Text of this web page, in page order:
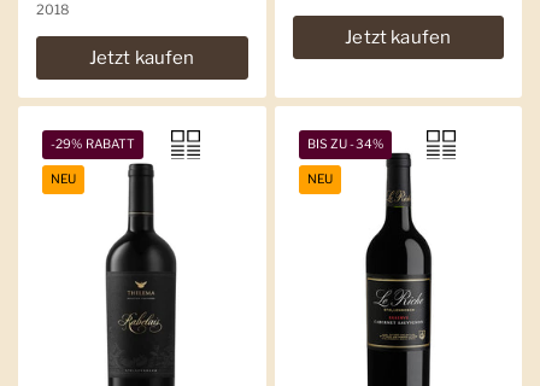
2018
Jetzt kaufen
Jetzt kaufen
-29% RABATT
NEU
BIS ZU -34%
NEU